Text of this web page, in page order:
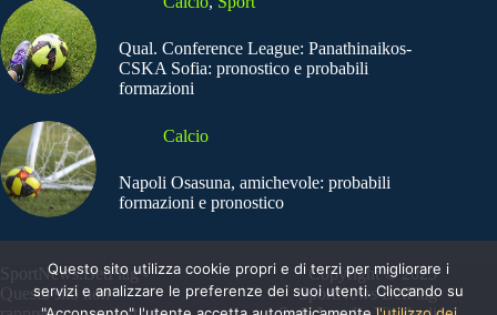
Qual. Conference League: Panathinaikos-
CSKA Sofia: pronostico e probabili
formazioni
Calcio
Napoli Osasuna, amichevole: probabili
formazioni e pronostico
SportNews.BetFlag -
Questo sito non
Copyright © 2025
SportNews BetFlag
Questo sito utilizza cookie propri e di terzi per migliorare i
servizi e analizzare le preferenze dei suoi utenti. Cliccando su